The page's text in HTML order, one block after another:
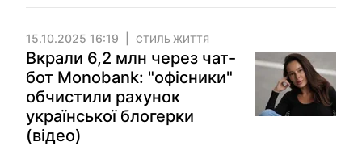
15.10.2025 16:19 СТИЛЬ ЖИТТЯ
Вкрали 6,2 млн через чат-
бот Monobank: "офісники"
обчистили рахунок
української блогерки
(відео)